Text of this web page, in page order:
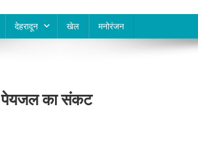
देहरादून खेल मनोरंजन
पेयजल का संकट